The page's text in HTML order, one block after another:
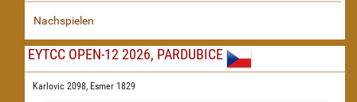
Nachspielen
EYTCC OPEN-12 2026, PARDUBICE
Karlovic 2098, Esmer 1829